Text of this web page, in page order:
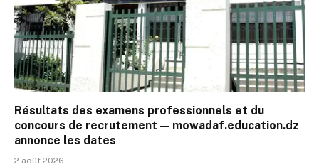
Résultats des examens professionnels et du
concours de recrutement — mowadaf.education.dz
annonce les dates
2 août 2026